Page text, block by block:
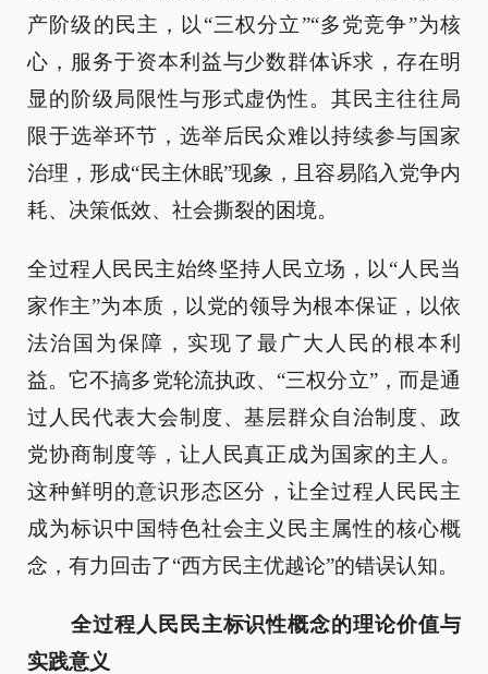
产阶级的民主，以“三权分立”“多党竞争”为核
心，服务于资本利益与少数群体诉求，存在明
显的阶级局限性与形式虚伪性。其民主往往局
限于选举环节，选举后民众难以持续参与国家
治理，形成“民主休眠”现象，且容易陷入党争内
耗、决策低效、社会撕裂的困境。
全过程人民民主始终坚持人民立场，以“人民当
家作主”为本质，以党的领导为根本保证，以依
法治国为保障，实现了最广大人民的根本利
益。它不搞多党轮流执政、“三权分立”，而是通
过人民代表大会制度、基层群众自治制度、政
党协商制度等，让人民真正成为国家的主人。
这种鲜明的意识形态区分，让全过程人民民主
成为标识中国特色社会主义民主属性的核心概
念，有力回击了“西方民主优越论”的错误认知。
全过程人民民主标识性概念的理论价值与
实践意义